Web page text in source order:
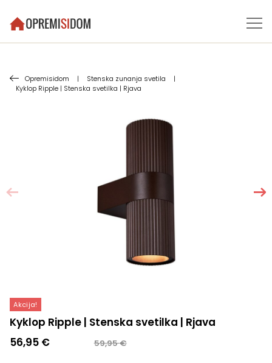
Opremisidom | Stenska zunanja svetila
|
Kyklop Ripple | Stenska svetilka | Rjava
Akcija!
Kyklop Ripple | Stenska svetilka | Rjava
59,95€
Izvirna
56,95 €
Trenutna